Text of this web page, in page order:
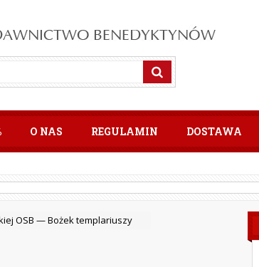
O NAS REGULAMIN DOSTAWA
OSB —Bożek templariuszy